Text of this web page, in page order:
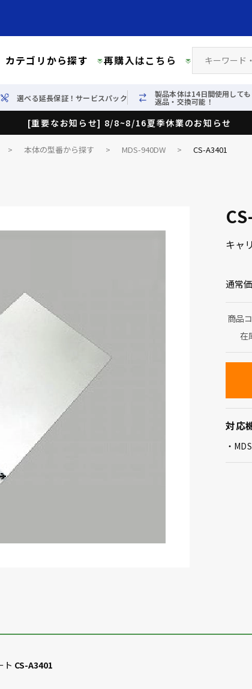
カテゴリから探す 再購入はこちら
選べる延長保証！サービスパック 製品本体は14日間使用しても
返品・交換可能！
[重要なお知らせ] 8/8~8/16夏季休業のお知らせ
> 本体の型番から探す > MDS-940DW > CS-A3401
キャ
通常
商品
在
対応
ト CS-A3401